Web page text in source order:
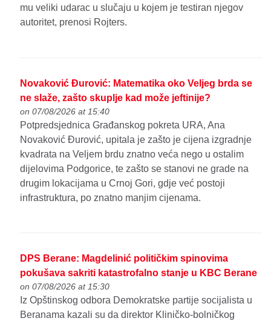
mu veliki udarac u slučaju u kojem je testiran njegov
autoritet, prenosi Rojters.
Novaković Đurović: Matematika oko Veljeg brda se
ne slaže, zašto skuplje kad može jeftinije?
on 07/08/2026 at 15:40
Potpredsjednica Građanskog pokreta URA, Ana
Novaković Đurović, upitala je zašto je cijena izgradnje
kvadrata na Veljem brdu znatno veća nego u ostalim
dijelovima Podgorice, te zašto se stanovi ne grade na
drugim lokacijama u Crnoj Gori, gdje već postoji
infrastruktura, po znatno manjim cijenama.
DPS Berane: Magdelinić političkim spinovima
pokušava sakriti katastrofalno stanje u KBC Berane
on 07/08/2026 at 15:30
Iz Opštinskog odbora Demokratske partije socijalista u
Beranama kazali su da direktor Kliničko-bolničkog